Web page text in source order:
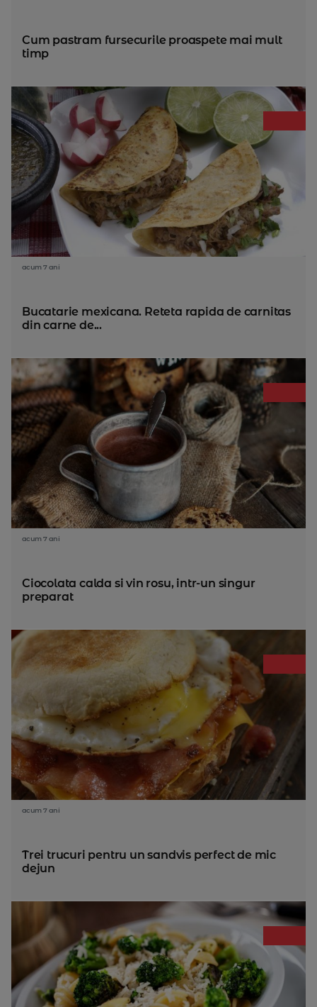
Cum pastram fursecurile proaspete mai mult
timp
acum 7 ani
Bucatarie mexicana. Reteta rapida de carnitas
din carne de...
acum 7 ani
Ciocolata calda si vin rosu, intr-un singur
preparat
acum 7 ani
Trei trucuri pentru un sandvis perfect de mic
dejun